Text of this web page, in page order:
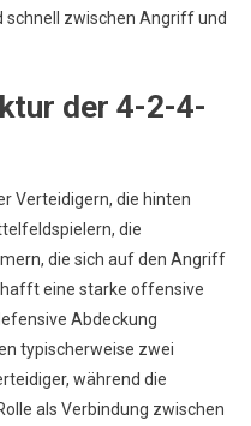
zwischen Angriff und
der 4-2-4-
Verteidigern, die hinten
die
die sich auf den Angriff
eine starke offensive
Abdeckung
typischerweise zwei
während die
als Verbindung zwischen